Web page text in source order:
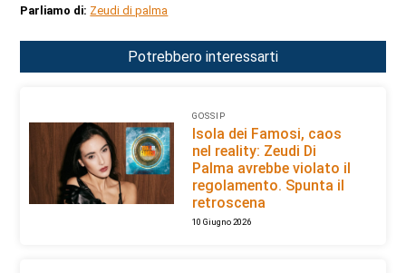
Parliamo di: Zeudi di palma
Potrebbero interessarti
GOSSIP
Isola dei Famosi, caos
nel reality: Zeudi Di
Palma avrebbe violato il
regolamento. Spunta il
retroscena
10 Giugno 2026